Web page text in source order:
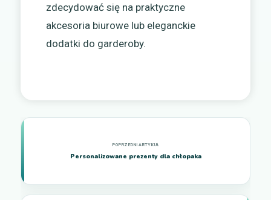
zdecydować się na praktyczne
akcesoria biurowe lub eleganckie
dodatki do garderoby.
Personalizowane prezenty dla chłopaka